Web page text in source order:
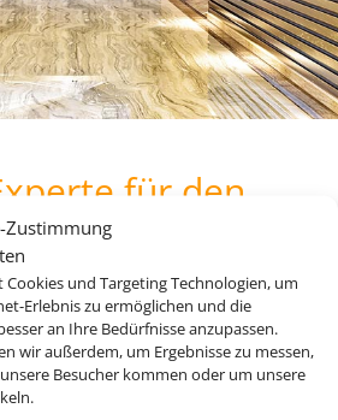
Zustimmung
Cookies und Targeting Technologien, um
Erlebnis zu ermöglichen und die
an Ihre Bedürfnisse anzupassen.
wir außerdem, um Ergebnisse zu messen,
Besucher kommen oder um unsere
für den
mit
selbst zusammen und profitieren
Flexibilität. Die besten
Urlaub finden Sie dabei bei uns.